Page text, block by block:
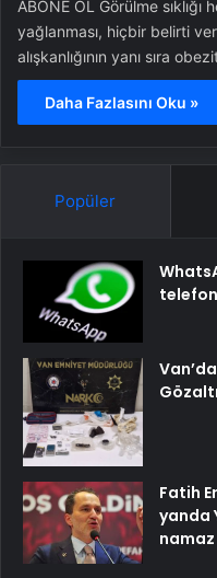
ABONE OL Görülme
yağlanması, hiçbir belirti
alışkanlığının yanı sıra
Daha Fazlasını Oku »
Popüler
Gözaltı
Fatih
yanda
namaz